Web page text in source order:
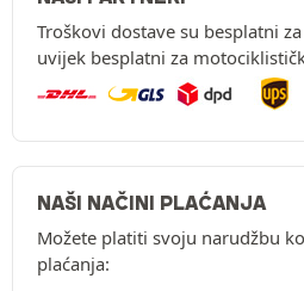
Troškovi dostave su besplatni
uvijek besplatni za
NAŠI NAČINI PLAĆANJA
Možete platiti svoju narudžbu
plaćanja: